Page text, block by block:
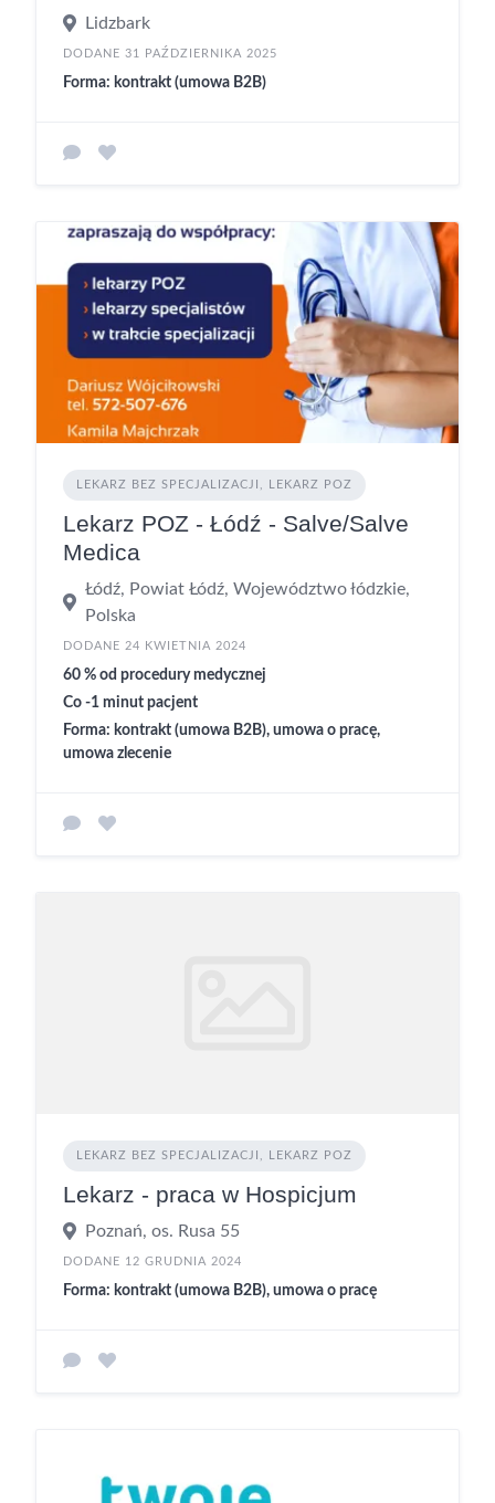
Lidzbark
DODANE 31 PAŹDZIERNIKA 2025
Forma: kontrakt (umowa B2B)
LEKARZ BEZ SPECJALIZACJI, LEKARZ POZ
Lekarz POZ - Łódź - Salve/Salve
Medica
Łódź, Powiat Łódź, Województwo łódzkie,
Polska
DODANE 24 KWIETNIA 2024
60 % od procedury medycznej
Co -1 minut pacjent
Forma: kontrakt (umowa B2B), umowa o pracę,
umowa zlecenie
LEKARZ BEZ SPECJALIZACJI, LEKARZ POZ
Lekarz - praca w Hospicjum
Poznań, os. Rusa 55
DODANE 12 GRUDNIA 2024
Forma: kontrakt (umowa B2B), umowa o pracę